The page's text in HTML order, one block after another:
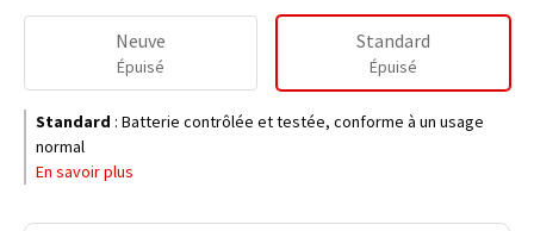
Neuve
Épuisé
Standard
Épuisé
Standard : Batterie contrôlée et testée, conforme à un usage
normal
En savoir plus